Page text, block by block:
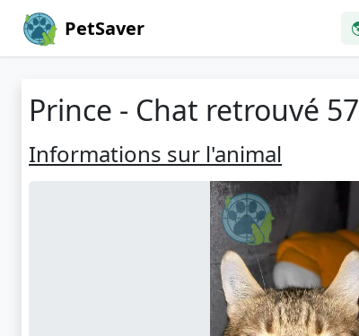
PetSaver
Prince - Chat retrouvé
Informations sur l'animal